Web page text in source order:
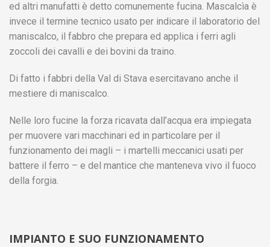
ed altri manufatti è detto comunemente fucina. Mascalcìa è
invece il termine tecnico usato per indicare il laboratorio del
maniscalco, il fabbro che prepara ed applica i ferri agli
zoccoli dei cavalli e dei bovini da traino.
Di fatto i fabbri della Val di Stava esercitavano anche il
mestiere di maniscalco.
Nelle loro fucine la forza ricavata dall’acqua era impiegata
per muovere vari macchinari ed in particolare per il
funzionamento dei magli – i martelli meccanici usati per
battere il ferro – e del mantice che manteneva vivo il fuoco
della forgia.
IMPIANTO E SUO FUNZIONAMENTO